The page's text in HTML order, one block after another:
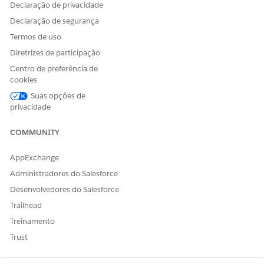
Depois que os administradores configuram tipos de
evento, as equipes de TI agendam e rastreiam eventos no
calendário.
Acompanhe versões e solicitações de alteração no
Calendário de serviços de TI
O Calendário de serviço de TI ajuda as equipes a rastrear e
alteração. Essa visualização centralizada ajuda a prevenir
conflitos e garante a implantação oportuna de
Declaração de privacidade
Declaração de segurança
Termos de uso
Diretrizes de participação
Centro de preferência de
cookies
Suas opções de
privacidade
COMMUNITY
AppExchange
Administradores do Salesforce
Desenvolvedores do Salesforce
Trailhead
Treinamento
Trust